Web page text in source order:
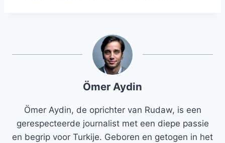
Ömer Aydin
Ömer Aydin, de oprichter van Rudaw, is een
gerespecteerde journalist met een diepe passie
en begrip voor Turkije. Geboren en getogen in het